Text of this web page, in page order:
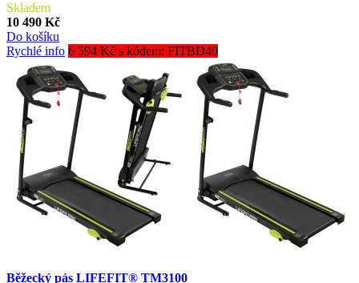
Skladem
10 490 Kč
Do košíku
Rychlé info 6 594 Kč s kódem: FITBD40
Běžecký pás LIFEFIT® TM3100